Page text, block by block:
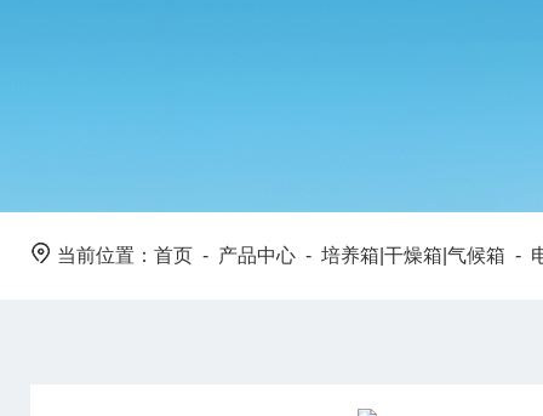
当前位置： 首页 - 产品中心 - 培养箱|干燥箱|气候箱 -